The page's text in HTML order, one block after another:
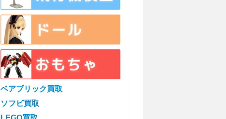
ベアブリック買取
ソフビ買取